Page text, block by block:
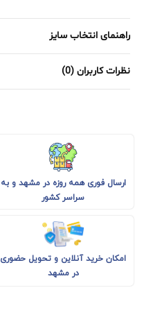
راهنمای انتخاب سایز
نظرات کاربران (0)
ارسال فوری همه روزه در مشهد و به
سراسر کشور
امکان خرید آنلاین و تحویل حضوری
در مشهد